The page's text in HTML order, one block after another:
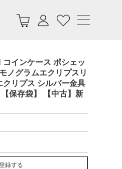
インケース ポシェッ
ノグラムエクリプスリ
リプス シルバー金具
保存袋】 【中古】新
録する